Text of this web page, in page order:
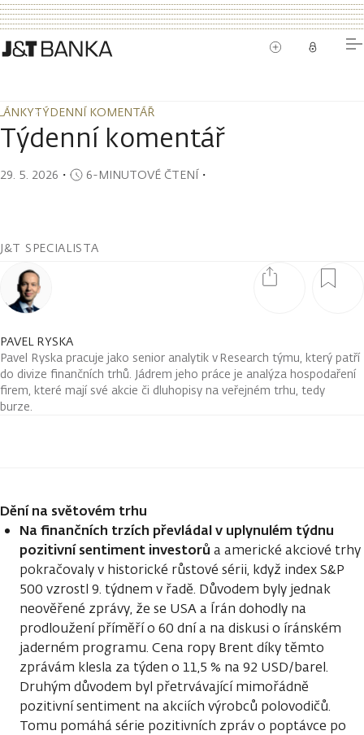
TÝDENNÍ KOMENTÁŘ
TÝDENNÍ KOMENTÁŘ
Týdenní komentář
29. 5. 2026 ・ 6-MINUTOVÉ ČTENÍ・
J&T SPECIALISTA
PAVEL RYSKA
Pavel Ryska pracuje jako senior analytik v Research týmu, který patří
do divize finančních trhů. Jádrem jeho práce je analýza hospodaření
firem, které mají své akcie či dluhopisy na veřejném trhu, tedy
burze.
Dění na světovém trhu
Na finančních trzích převládal v uplynulém týdnu
pozitivní sentiment investorů a americké akciové trhy
pokračovaly v historické růstové sérii, když index S&P
500 vzrostl 9. týdnem v řadě. Důvodem byly jednak
neověřené zprávy, že se USA a Írán dohodly na
prodloužení příměří o 60 dní a na diskusi o íránském
jaderném programu. Cena ropy Brent díky těmto
zprávám klesla za týden o 11,5 % na 92 USD/barel.
Druhým důvodem byl přetrvávající mimořádně
pozitivní sentiment na akciích výrobců polovodičů.
Tomu pomáhá série pozitivních zpráv o poptávce po